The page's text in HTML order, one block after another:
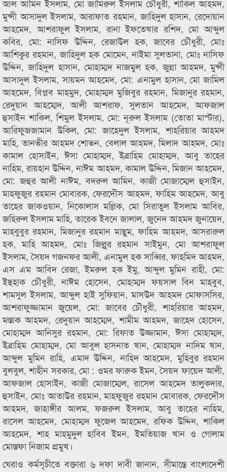
আল আমিন ইসলাম, মো জামিরুল ইসলাম চৌধুরী, শাকিল আহমদ,
মুন্সী আসাদুল ইসলাম, আরাফাত রহমান, জাহিদুল হাসান, রেদোয়ান
আহমেদ, আশরাফুল ইসলাম, রানা ইফতেখার রশিদ, মো আব্দুল
কবির, মো: নাসিফ উদ্দিন, রেজাউল হক, জাবের চৌধুরী, মোঃ
আশিকুর রহমান, জাহিদুল হক মোমেন, নাইমা সুলতানা, মোঃ নাসিফ
উদ্দিন, জাহিদুল হাসান, মোহাম্মদ নাজমুল হক, জুন্না আহমদ, মুন্সী
আসাদুল ইসলাম, সায়মন আহমেদ, মো: এনামুল হাসান, মো জামিল
আহমেদ, বিপ্লব মাহমুদ, মোহাম্মদ মুজিবুর রহমান, মিজানুর রহমান,
রেদুয়ান আহম্মেদ, আলী আশরাফ, সুলতান আহমেদ, আফজাল
হুসাইন শাকিল, শিমুল ইসলাম, মো: নূরুল ইসলাম (তোতা মাস্টার),
আরিফুজজামান উকিল, মো: জাহেদুল ইসলাম, শাহরিয়ার আহমদ
মাহি, তানভীর আহমদ শোভন, বেলাল আহমদ, মিলাদ আহমদ, মোঃ
কামাল হোসাইন, ঈসা মোহাম্মদ, ইব্রাহিম মোহাম্মদ, আবু তাহের
নাহিম, রায়হান উদ্দিন, নাঈম আহমদ, কামাল উদ্দিন, মিজান আহমেদ,
মো: জহুর আলী নাঈম, বদরুল আমিন, কাজী মোজাম্মেল হুসাইন,
মাহফুজুর রহমান মোবারক, ফেরদৌস আহমদ, ফাহিম আহমেদ, আবু
তাহের জাকওয়ান, নিকোলাস মল্লিক, মো সিরাতুল ইসলাম আবির,
জহিরুল ইসলাম মাহি, তারেক ইবনে জালাল, জুনেদ আহমদ জুনায়েদ,
মাহবুবুর রহমান, মিজানুর রহমান মাছুম, ফাহিম আহমদ, আসরারুল
হক, মাহি আহমদ, মোঃ জিল্লুর রহমান সাইমুন, মো আশরাফুল
ইসলাম, সৈয়দ গজনফর আলী, এনামুল হক সাব্বির, ফাহমিদ আহমদ,
এস এম আবিদ রেজা, ইমরুল হক ইমু, আব্দুল মুমিন রাহী, মো:
ইছহাক চৌধুরী, নাঈম হোসেন, মোহাম্মদ ফয়সাল বিন মাহবুব,
শামসুল ইসলাম, আব্দুল হাই সুফিয়ান, মাসউদ আহমদ মোফাসসির,
আশরাফুজ্জামান জুয়েল, মো: জাবের চৌধুরী, শাহরিয়ার আহমদ,
মস্তাক আহমদ, রেদুয়ান আহম্মেদ, শামীম আহমদ, জাহেদ হোসেন,
মোহাম্মদ আনিসুর রহমান, মো: রিফাত উজ্জামান, ঈসা মোহাম্মদ,
ইব্রাহিম মোহাম্মদ, মো আবুল হাসনাত খান, মোহাম্মদ নাদিম খান,
আব্দুল মুমিন রাহি, এমাদ উদ্দিন, নাহিদ আহমেদ, মুহিবুর রহমান
বুলবুল, শাহীন সরকার, মো : ওমর ফারুক ইমন, সৈয়দ ফায়েদ আলী,
আফজাল হোসাইন, কাজী মোজাম্মেল, রাসেল আহমেদ তালুকদার,
হুসাইন, মোঃ আতাউর রহমান, মাহফুজুর রহমান মোবারক, ফেরদৌস
আহমদ, জাহাঙ্গীর আলম, ফজরুল ইসলাম, আবু তাহের নাহিম,
রাসেল আহমেদ, মোহাম্মদ ফুজেল আহমেদ, রফিক উদ্দিন, শাকিল
আহমেদ, শাহ মাহমুদুল হাবিব ইমন, ইমতিয়াজ খান ও গোলাম
মোস্তফা নিজাম প্রমুখ।
ঘেরাও কর্মসূচীতে বক্তারা ৬ দফা দাবী জানান, সীমান্তে বাংলাদেশী